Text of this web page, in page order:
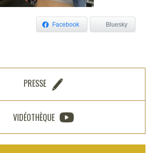
Facebook Bluesky
PRESSE
VIDÉOTHÈQUE